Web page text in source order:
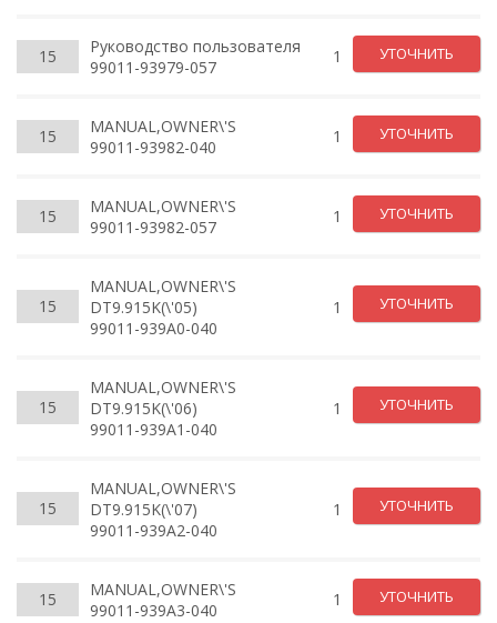
15
Руководство пользователя
99011-93979-057
1 УТОЧНИТЬ
15
MANUAL,OWNER\'S
99011-93982-040
1 УТОЧНИТЬ
15
MANUAL,OWNER\'S
99011-93982-057
1 УТОЧНИТЬ
15
MANUAL,OWNER\'S
DT9.915K(\'05)
99011-939A0-040
1 УТОЧНИТЬ
15
MANUAL,OWNER\'S
DT9.915K(\'06)
99011-939A1-040
1 УТОЧНИТЬ
15
MANUAL,OWNER\'S
DT9.915K(\'07)
99011-939A2-040
1 УТОЧНИТЬ
15
MANUAL,OWNER\'S
99011-939A3-040
1 УТОЧНИТЬ